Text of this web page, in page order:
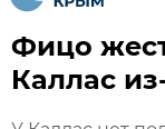
Фицо
Каллас